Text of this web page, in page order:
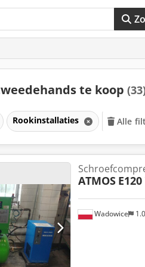
te koop
Rookinstallaties Alle
Wadowice
ATMOS